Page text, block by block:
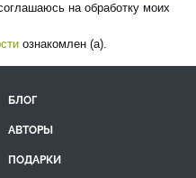
на обработку моих
ознакомлен (а).
БЛОГ
АВТОРЫ
ПОДАРКИ